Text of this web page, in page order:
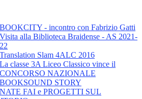
BOOKCITY - incontro con Fabrizio Gatti
Visita alla Biblioteca Braidense - AS 2021-
22
Translation Slam 4ALC 2016
La classe 3A Liceo Classico vince il
CONCORSO NAZIONALE
BOOKSOUND STORY
FAI e PROGETTI SUL